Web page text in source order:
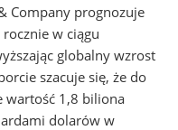
Company prognozuje
w ciągu
globalny wzrost
szacuje się, że do
wartość 1,8 biliona
dolarów w